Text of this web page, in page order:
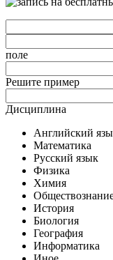
поле
Решите пример
Дисциплина
Английский
Математика
Русский язык
Физика
Химия
История
Биология
География
Информатика